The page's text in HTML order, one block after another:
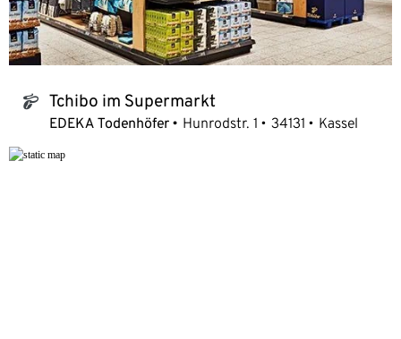
tchibo_logo Tchibo im Supermarkt
EDEKA Todenhöfer Hunrodstr. 1 34131 Kassel